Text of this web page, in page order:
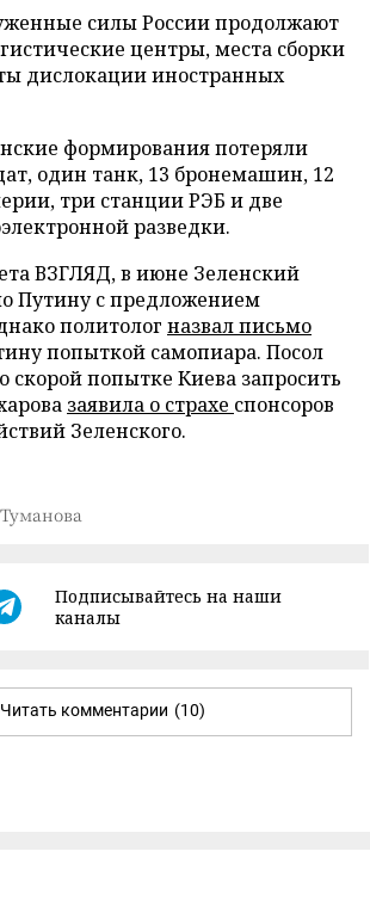
силы России продолжают
центры, места сборки
дислокации иностранных
формирования потеряли
один танк, 13 бронемашин, 12
три станции РЭБ и две
разведки.
ВЗГЛЯД, в июне Зеленский
Путину с предложением
политолог назвал письмо
попыткой самопиара. Посол
о скорой попытке Киева запросить
заявила о страхе спонсоров
Зеленского.
Подписывайтесь на наши
каналы
Читать комментарии (10)